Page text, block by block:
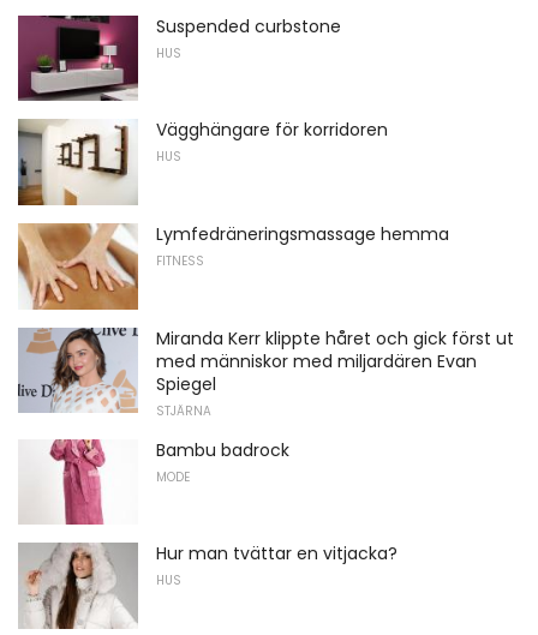
Suspended curbstone
HUS
Vägghängare för korridoren
HUS
Lymfedräneringsmassage hemma
FITNESS
Miranda Kerr klippte håret och gick först ut
med människor med miljardären Evan
Spiegel
STJÄRNA
Bambu badrock
MODE
Hur man tvättar en vitjacka?
HUS